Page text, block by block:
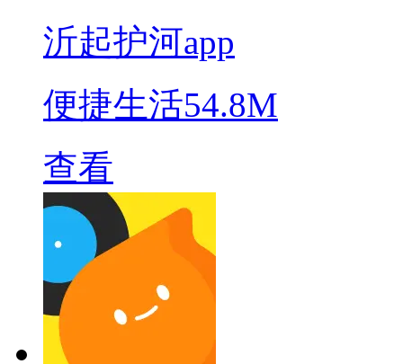
沂起护河app
便捷生活54.8M
查看